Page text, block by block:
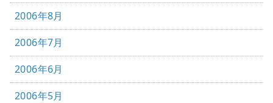
2006年8月
2006年7月
2006年6月
2006年5月